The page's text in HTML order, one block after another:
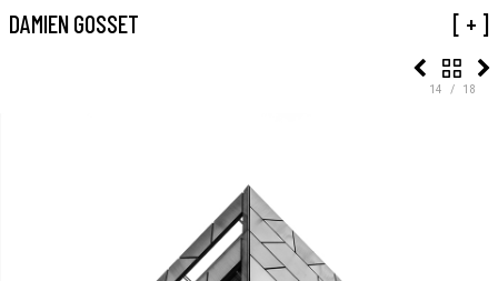
DAMIEN GOSSET [ + ]
01 TRIANGLES
14 / 18